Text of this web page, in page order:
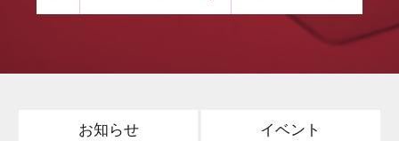
お知らせ イベント